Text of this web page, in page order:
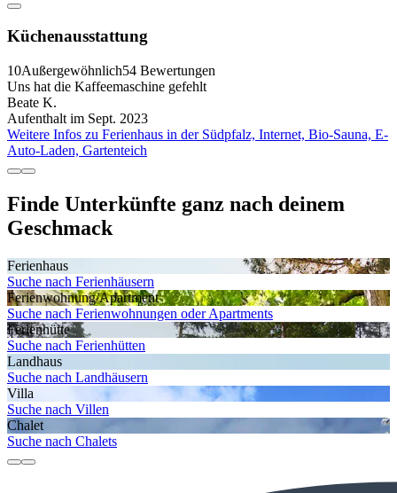
Küchenausstattung
10Außergewöhnlich54 Bewertungen
Uns hat die Kaffeemaschine gefehlt
Beate K.
Aufenthalt im Sept. 2023
Weitere Infos zu Ferienhaus in der Südpfalz, Internet, Bio-Sauna, E-
Auto-Laden, Gartenteich
Finde Unterkünfte ganz nach deinem
Geschmack
Ferienhaus
Suche nach Ferienhäusern
Ferienwohnung/Apartment
Suche nach Ferienwohnungen oder Apartments
Ferienhütte
Suche nach Ferienhütten
Landhaus
Suche nach Landhäusern
Villa
Suche nach Villen
Chalet
Suche nach Chalets